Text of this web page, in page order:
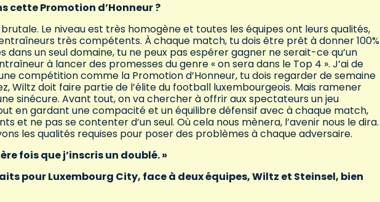
cette Promotion d’Honneur ?
Le niveau est très homogène et toutes les équipes ont leurs qualités,
très compétents. À chaque match, tu dois être prêt à donner 100%
dans un seul domaine, tu ne peux pas espérer gagner ne serait-ce qu’un
à lancer des promesses du genre « on sera dans le Top 4 ». J’ai de
compétition comme la Promotion d’Honneur, tu dois regarder de semaine
Wiltz doit faire partie de l’élite du football luxembourgeois. Mais ramener
sinécure. Avant tout, on va chercher à offrir aux spectateurs un jeu
en gardant une compacité et un équilibre défensif avec à chaque match,
et ne pas se contenter d’un seul. Où cela nous mènera, l’avenir nous le dira.
les qualités requises pour poser des problèmes à chaque adversaire.
fois que j’inscris un doublé. »
pour Luxembourg City, face à deux équipes, Wiltz et Steinsel, bien